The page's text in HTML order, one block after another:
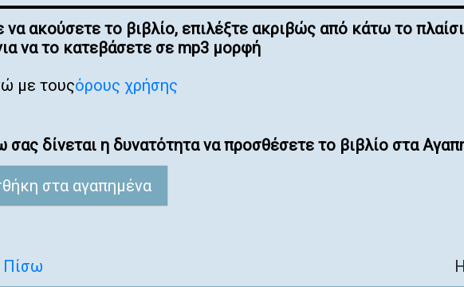
να ακούσετε το βιβλίο, επιλέξτε ακριβώς από κάτω το
να το κατεβάσετε σε mp3 μορφή
με τουςόρους χρήσης
σας δίνεται η δυνατότητα να προσθέσετε το βιβλίο στα
στα αγαπημένα
Πίσω